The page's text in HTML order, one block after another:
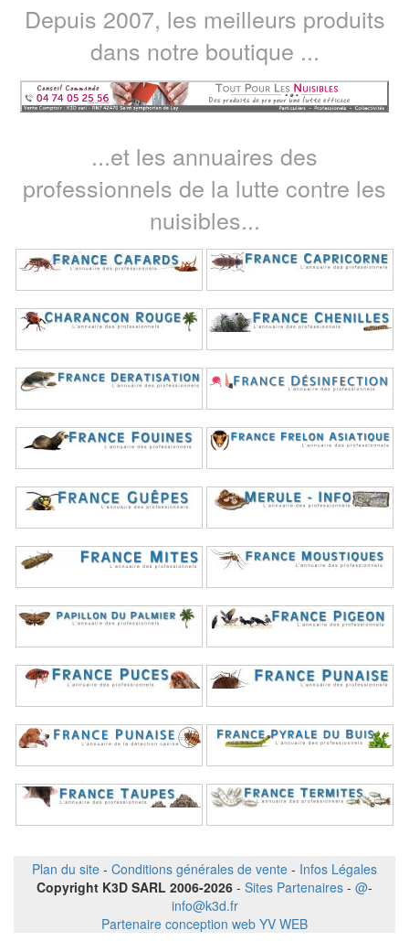
Depuis 2007, les meilleurs produits
dans notre boutique ...
...et les annuaires des
professionnels de la lutte contre les
nuisibles...
Plan du site - Conditions générales de vente - Infos Légales
Copyright K3D SARL 2006-2026 - Sites Partenaires - @-
info@k3d.fr
Partenaire conception web YV WEB